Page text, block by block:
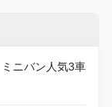
ニバン人気3車